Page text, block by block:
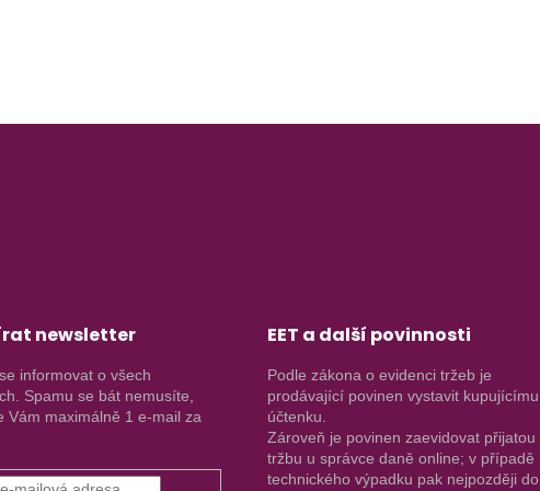
newsletter
informovat o všech
Spamu se bát nemusíte,
Vám maximálně 1 e-mail za
EET a další povinnosti
Podle zákona o evidenci tržeb je
prodávající povinen vystavit kupujícímu
účtenku.
Zároveň je povinen zaevidovat přijatou
tržbu u správce daně online; v případě
technického výpadku pak nejpozději do